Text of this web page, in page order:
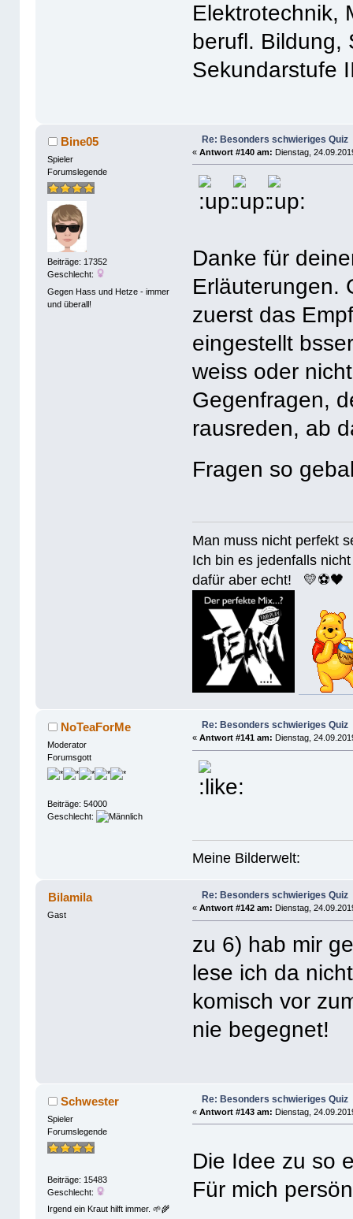
Elektrotechnik,
berufl. Bildung,
Sekundarstufe
Bine05
Spieler
Forumslegende
Beiträge: 17352
Geschlecht:
Gegen Hass und Hetze - immer
und überall!
Re: Besonders schwieriges Quiz
«Antwort #140 am: Dienstag,
Danke für
Erläuterungen.
zuerst das
eingestellt
weiss oder
Gegenfragen,
rausreden, ab
Fragen so
Man muss nicht
Ich bin es jedenfalls
dafür aber echt! 💛⚽️🖤
NoTeaForMe
Moderator
Forumsgott
Beiträge: 54000
Geschlecht:
Re: Besonders schwieriges Quiz
«Antwort #141 am: Dienstag,
Meine Bilderwelt:
Bilamila
Gast
Re: Besonders schwieriges Quiz
«Antwort #142 am: Dienstag,
zu 6) hab mir
lese ich da
komisch vor
nie begegnet!
Schwester
Spieler
Forumslegende
Beiträge: 15483
Geschlecht:
Irgend ein Kraut hilft immer. 🌱🌾
Re: Besonders schwieriges Quiz
«Antwort #143 am: Dienstag,
Die Idee zu so
Für mich